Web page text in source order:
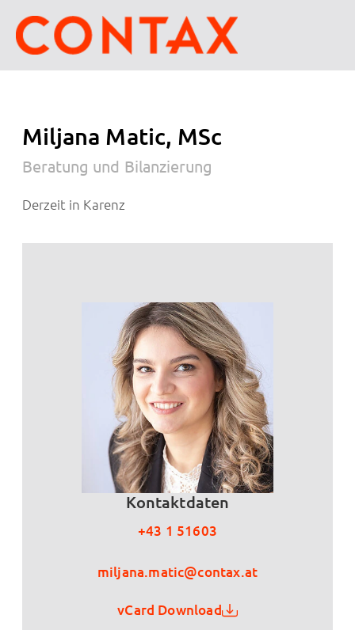
Miljana Matic, MSc
Beratung und Bilanzierung
Derzeit in Karenz
Kontaktdaten
+43 1 51603
miljana.matic@contax.at
vCard Download